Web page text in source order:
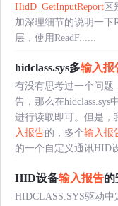
HidD_GetInputReport 区
加深理细节的说明一下
层，使用ReadF......
hidclass.sys多输入报
有没有思考过一个问题
告，那么在hidclass.sys
进行读取即可。但是，
入报告的，多个输入报
的一个自定义通讯HID
HID设备输入报告的
HIDCLASS.SYS驱动